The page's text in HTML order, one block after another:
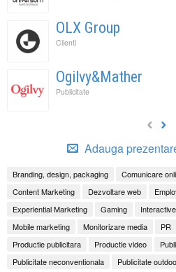
OLX Group
Clienti
Ogilvy&Mather
Publicitate
Adauga
Branding, design, packaging Comunicare
Content Marketing
Dezvoltare web
Experiential Marketing
Gaming
Mobile marketing
Monitorizare media PR
Productie publicitara
Productie video
Publicitate neconventionala
Publicitate